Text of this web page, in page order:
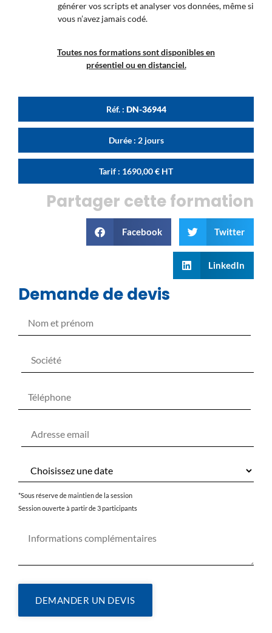
générer vos scripts et analyser vos données, même si
vous n’avez jamais codé.
Toutes nos formations sont disponibles en
présentiel ou en distanciel.
Réf. : DN-36944
Durée : 2 jours
Tarif : 1690,00€ HT
Partager cette formation
Facebook Twitter
LinkedIn
Demande de devis
*Sous réserve de maintien de la session
Session ouverte à partir de 3 participants
DEMANDER UN DEVIS